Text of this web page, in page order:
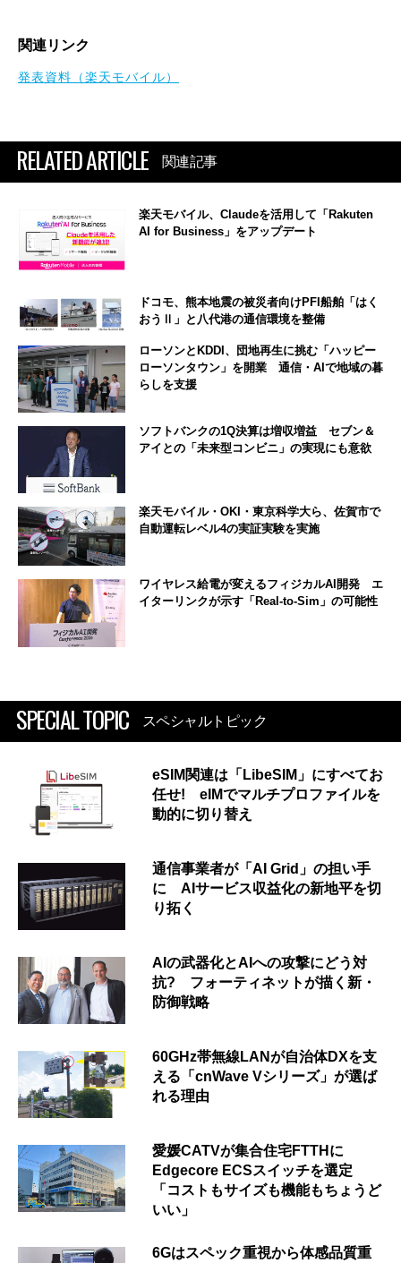
関連リンク
発表資料（楽天モバイル）
RELATED ARTICLE 関連記事
楽天モバイル、Claudeを活用して「Rakuten
AI for Business」をアップデート
ドコモ、熊本地震の被災者向けPFI船舶「はく
おうⅡ」と八代港の通信環境を整備
ローソンとKDDI、団地再生に挑む「ハッピー
ローソンタウン」を開業 通信・AIで地域の暮
らしを支援
ソフトバンクの1Q決算は増収増益 セブン＆
アイとの「未来型コンビニ」の実現にも意欲
楽天モバイル・OKI・東京科学大ら、佐賀市で
自動運転レベル4の実証実験を実施
ワイヤレス給電が変えるフィジカルAI開発 エ
イターリンクが示す「Real-to-Sim」の可能性
SPECIAL TOPIC スペシャルトピック
eSIM関連は「LibeSIM」にすべてお
任せ! eIMでマルチプロファイルを
動的に切り替え
通信事業者が「AI Grid」の担い手
に AIサービス収益化の新地平を切
り拓く
AIの武器化とAIへの攻撃にどう対
抗? フォーティネットが描く新・
防御戦略
60GHz帯無線LANが自治体DXを支
える「cnWave Vシリーズ」が選ば
れる理由
愛媛CATVが集合住宅FTTHに
Edgecore ECSスイッチを選定
「コストもサイズも機能もちょうど
いい」
6Gはスペック重視から体感品質重